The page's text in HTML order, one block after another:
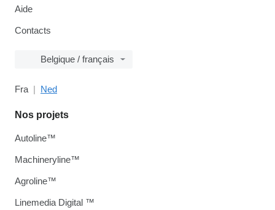
Aide
Contacts
Belgique / français
Fra Ned
Nos projets
Autoline™
Machineryline™
Agroline™
Linemedia Digital ™